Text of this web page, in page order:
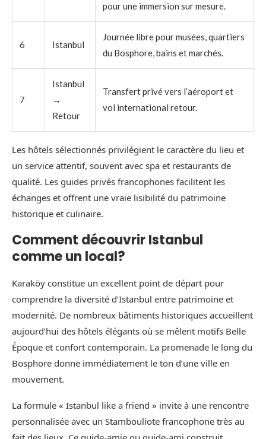
pour une immersion sur mesure.
6 Istanbul
Journée libre pour musées, quartiers
du Bosphore, bains et marchés.
7
Istanbul
→
Retour
Transfert privé vers l’aéroport et
vol international retour.
Les hôtels sélectionnés privilégient le caractère du lieu et
un service attentif, souvent avec spa et restaurants de
qualité. Les guides privés francophones facilitent les
échanges et offrent une vraie lisibilité du patrimoine
historique et culinaire.
Comment découvrir Istanbul
comme un local?
Karaköy constitue un excellent point de départ pour
comprendre la diversité d’Istanbul entre patrimoine et
modernité. De nombreux bâtiments historiques accueillent
aujourd’hui des hôtels élégants où se mêlent motifs Belle
Époque et confort contemporain. La promenade le long du
Bosphore donne immédiatement le ton d’une ville en
mouvement.
La formule « Istanbul like a friend » invite à une rencontre
personnalisée avec un Stambouliote francophone très au